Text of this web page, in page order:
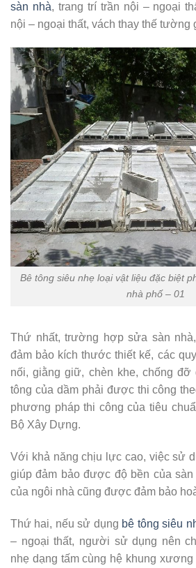
sàn nhà, trang trí trần nội – ngoại
nội – ngoại thất, vách thay thế tường
Bê tông siêu nhẹ loại vật liệu đặc biệt
nhà phố – 01
Thứ nhất, trường hợp sửa sàn
đảm bảo kích thước thiết kế, các
nối, giằng giữ, chèn khe, chống đỡ
tông của dầm phải được thi công
phương pháp thi công của tiêu
Bộ Xây Dựng.
Với khả năng chịu lực cao, việc sử
giúp đảm bảo được độ bền của sàn
của ngôi nhà cũng được đảm bảo
Thứ hai, nếu sử dụng bê tông siêu
– ngoại thất, người sử dụng nên
nhẹ dạng tấm cùng hệ khung